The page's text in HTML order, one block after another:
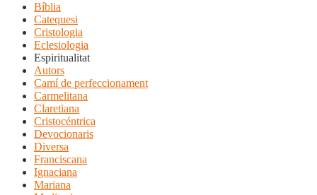
Bíblia
Catequesi
Cristologia
Eclesiologia
Espiritualitat
Autors
Camí de perfeccionament
Carmelitana
Claretiana
Cristocéntrica
Devocionaris
Diversa
Franciscana
Ignaciana
Mariana